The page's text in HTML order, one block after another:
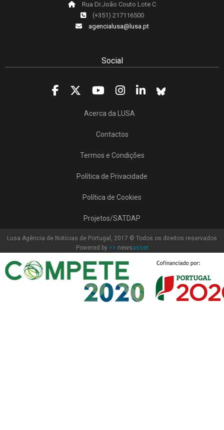
Rua Dr.João Couto Lote C
(+351) 217116500
agencialusa@lusa.pt
Social
Acerca da LUSA
Contactos
Termos e Condições
Política de Privacidade
Política de Cookies
Projetos/SATDAP
Lusa Agência de Notícias de Portugal, 2017 © Todos os direitos reservados
Powered by >> newsasset